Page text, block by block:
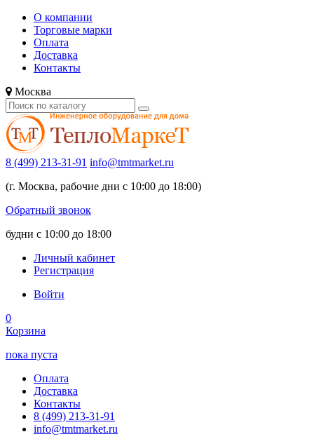
О компании
Торговые марки
Оплата
Доставка
Контакты
Москва
8 (499) 213-31-91 info@tmtmarket.ru
(г. Москва, рабочие дни с 10:00 до 18:00)
Обратный звонок
будни с 10:00 до 18:00
Личный кабинет
Регистрация
Войти
0
Корзина
пока пуста
Оплата
Доставка
Контакты
8 (499) 213-31-91
info@tmtmarket.ru